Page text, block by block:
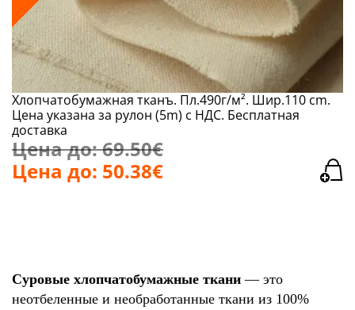
Хлопчатобумажная тканъ. Пл.490г/м². Шир.110 сm.
Цена указана за рулон (5m) с НДС. Бесплатная
доставка
Цена до: 69.50€
Цена до: 50.38€
Суровые хлопчатобумажные ткани — это
неотбеленные и необработанные ткани из 100%